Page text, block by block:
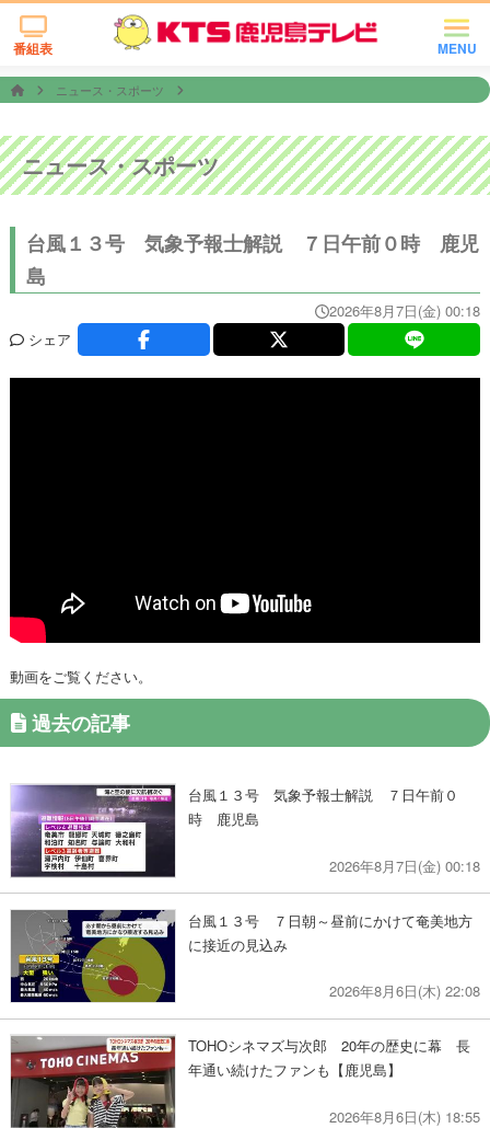
MENU
番組表
ニュース・スポーツ
ニュース・スポーツ
台風１３号 気象予報士解説 ７日午前０時 鹿児
島
2026年8月7日(金) 00:18
シェア
動画をご覧ください。
過去の記事
台風１３号 気象予報士解説 ７日午前０
時 鹿児島
2026年8月7日(金) 00:18
台風１３号 ７日朝～昼前にかけて奄美地方
に接近の見込み
2026年8月6日(木) 22:08
TOHOシネマズ与次郎 20年の歴史に幕 長
年通い続けたファンも【鹿児島】
2026年8月6日(木) 18:55